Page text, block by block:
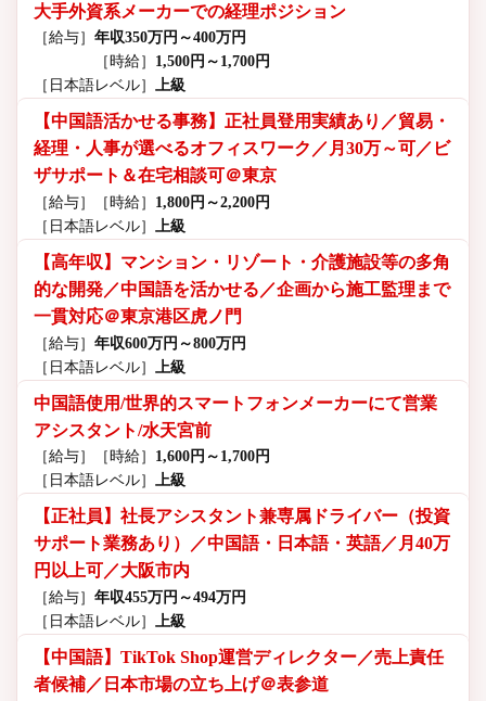
大手外資系メーカーでの経理ポジション
［給与］ 年収350万円～400万円
［時給］ 1,500円～1,700円
［日本語レベル］ 上級
【中国語活かせる事務】正社員登用実績あり／貿易・
経理・人事が選べるオフィスワーク／月30万～可／ビ
ザサポート＆在宅相談可＠東京
［給与］ ［時給］ 1,800円～2,200円
［日本語レベル］ 上級
【高年収】マンション・リゾート・介護施設等の多角
的な開発／中国語を活かせる／企画から施工監理まで
一貫対応＠東京港区虎ノ門
［給与］ 年収600万円～800万円
［日本語レベル］
上級
中国語使用/世界的スマートフォンメーカーにて営業
アシスタント/水天宮前
［給与］ ［時給］ 1,600円～1,700円
［日本語レベル］ 上級
【正社員】社長アシスタント兼専属ドライバー（投資
サポート業務あり）／中国語・日本語・英語／月40万
円以上可／大阪市内
［給与］ 年収455万円～494万円
［日本語レベル］
上級
【中国語】TikTok Shop運営ディレクター／売上責任
者候補／日本市場の立ち上げ＠表参道